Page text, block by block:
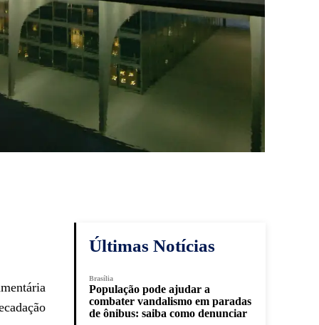
Últimas Notícias
Brasília
População pode ajudar a
combater vandalismo em paradas
de ônibus: saiba como denunciar